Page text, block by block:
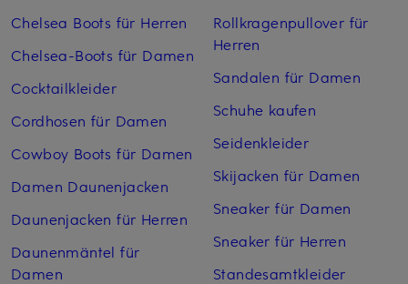
Chelsea Boots für Herren
Chelsea-Boots für Damen
Cocktailkleider
Cordhosen für Damen
Cowboy Boots für Damen
Damen Daunenjacken
Daunenjacken für Herren
Daunenmäntel für
Damen
Rollkragenpullover für
Herren
Sandalen für Damen
Schuhe kaufen
Seidenkleider
Skijacken für Damen
Sneaker für Damen
Sneaker für Herren
Standesamtkleider